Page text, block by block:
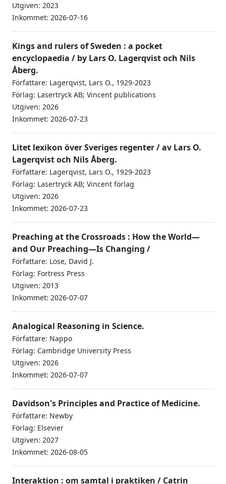
Utgiven: 2023
Inkommet: 2026-07-16
Kings and rulers of Sweden : a pocket
encyclopaedia / by Lars O. Lagerqvist och Nils
Åberg.
Författare: Lagerqvist, Lars O., 1929-2023
Förlag: Lasertryck AB; Vincent publications
Utgiven: 2026
Inkommet: 2026-07-23
Litet lexikon över Sveriges regenter / av Lars O.
Lagerqvist och Nils Åberg.
Författare: Lagerqvist, Lars O., 1929-2023
Förlag: Lasertryck AB; Vincent förlag
Utgiven: 2026
Inkommet: 2026-07-23
Preaching at the Crossroads : How the World—
and Our Preaching—Is Changing /
Författare: Lose, David J.
Förlag: Fortress Press
Utgiven: 2013
Inkommet: 2026-07-07
Analogical Reasoning in Science.
Författare: Nappo
Förlag: Cambridge University Press
Utgiven: 2026
Inkommet: 2026-07-07
Davidson's Principles and Practice of Medicine.
Författare: Newby
Förlag: Elsevier
Utgiven: 2027
Inkommet: 2026-08-05
Interaktion : om samtal i praktiken / Catrin